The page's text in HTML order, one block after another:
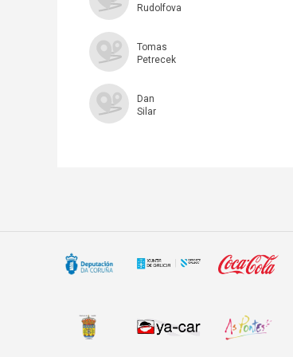
Rudolfova
Tomas
Petrecek
Dan
Silar